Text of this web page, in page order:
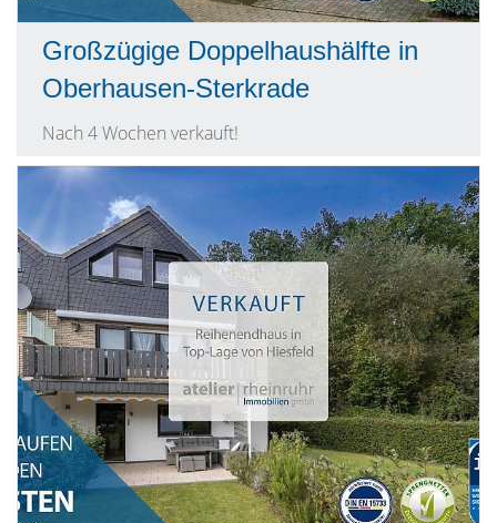
Großzügige Doppelhaushälfte in
Oberhausen-Sterkrade
Nach 4 Wochen verkauft!